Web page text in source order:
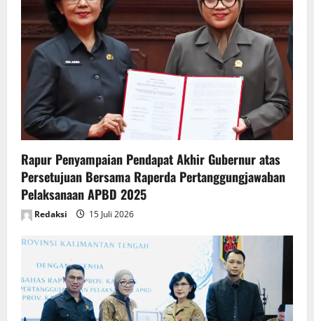
a
i
o
n
Rapur Penyampaian Pendapat Akhir Gubernur atas
Persetujuan Bersama Raperda Pertanggungjawaban
Pelaksanaan APBD 2025
Redaksi 15 Juli 2026